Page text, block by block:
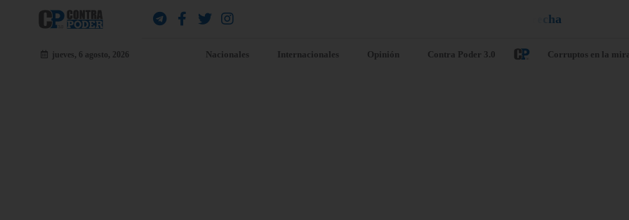
jueves, 6 agosto, 2026 Nacionales Internacionales Opinión Contra Poder 3.0 Corruptos en la